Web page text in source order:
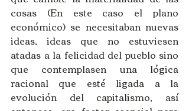
cosas (En este caso el plano
económico) se necesitaban nuevas
ideas, ideas que no estuviesen
atadas a la felicidad del pueblo sino
que contemplasen una lógica
racional que esté ligada a la
evolución del capitalismo, así